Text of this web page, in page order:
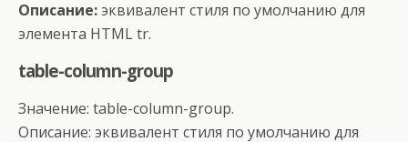
Описание:эквивалент стиля по умолчанию для
элемента HTML tr.
table-column-group
Значение: table-column-group.
Описание: эквивалент стиля по умолчанию для